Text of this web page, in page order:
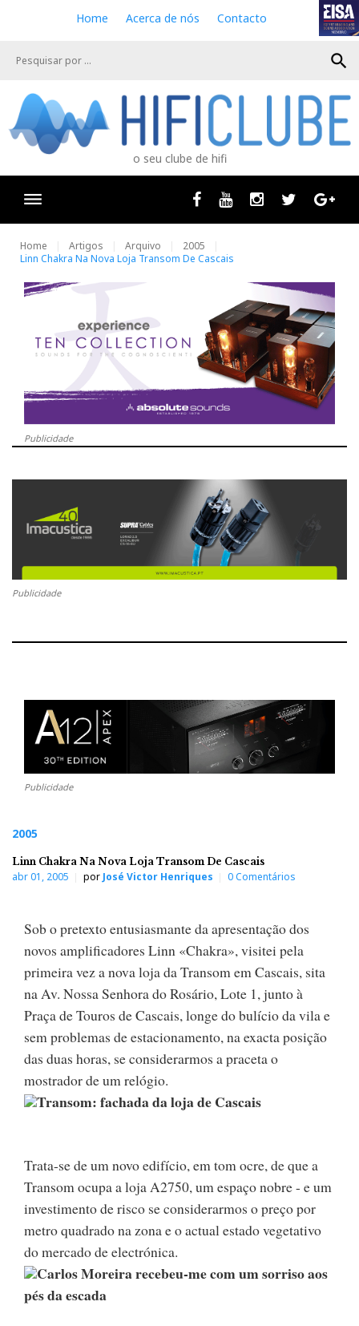
e
Home Acerca de nós Contacto
search
o seu clube de hifi
Facebook
Youtube InstagramTwitter
Home Artigos Arquivo
2005
Linn Chakra Na Nova Loja Transom De Cascais
Publicidade
Publicidade
Publicidade
2005
Linn Chakra Na Nova Loja Transom De Cascais
abr 01, 2005 por José Victor Henriques 0 Comentários
Sob o pretexto entusiasmante da apresentação dos
novos amplificadores Linn «Chakra», visitei pela
primeira vez a nova loja da Transom em Cascais, sita
na Av. Nossa Senhora do Rosário, Lote 1, junto à
Praça de Touros de Cascais, longe do bulício da vila e
sem problemas de estacionamento, na exacta posição
das duas horas, se considerarmos a praceta o
mostrador de um relógio.
Transom: fachada da loja de Cascais
Trata-se de um novo edifício, em tom ocre, de que a
Transom ocupa a loja A2750, um espaço nobre - e um
investimento de risco se considerarmos o preço por
metro quadrado na zona e o actual estado vegetativo
do mercado de electrónica.
Carlos Moreira recebeu-me com um sorriso aos
pés da escada